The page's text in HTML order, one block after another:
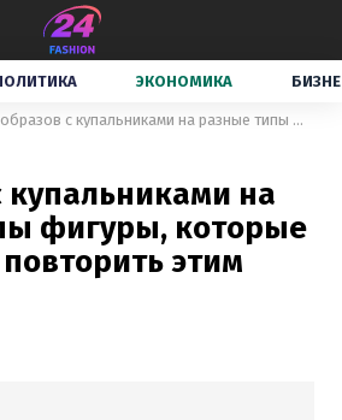
ЭКОНОМИКА
5 образов с купальниками на разные типы фигуры, которые вы можете повторить этим летом
купальниками на
фигуры, которые
этим